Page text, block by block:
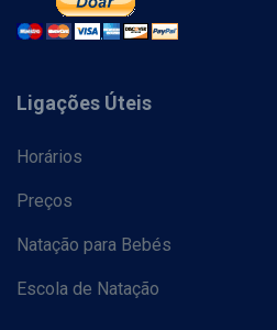
Ligações Úteis
Horários
Preços
Natação para Bebés
Escola de Natação